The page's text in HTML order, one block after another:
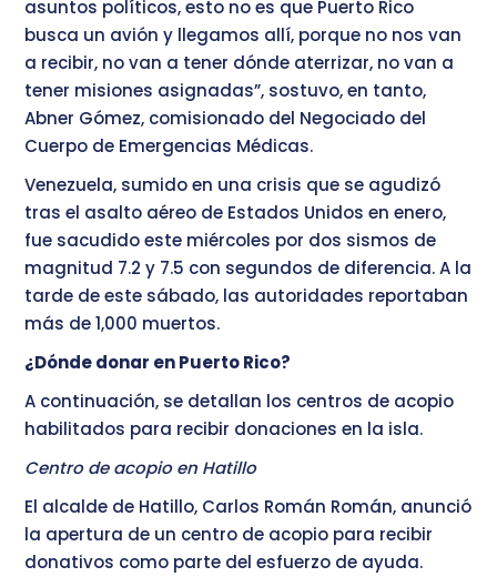
asuntos políticos, esto no es que Puerto Rico
busca un avión y llegamos allí, porque no nos van
a recibir, no van a tener dónde aterrizar, no van a
tener misiones asignadas”, sostuvo, en tanto,
Abner Gómez, comisionado del Negociado del
Cuerpo de Emergencias Médicas.
Venezuela, sumido en una crisis que se agudizó
tras el asalto aéreo de Estados Unidos en enero,
fue sacudido este miércoles por dos sismos de
magnitud 7.2 y 7.5 con segundos de diferencia. A la
tarde de este sábado, las autoridades reportaban
más de 1,000 muertos.
¿Dónde donar en Puerto Rico?
A continuación, se detallan los centros de acopio
habilitados para recibir donaciones en la isla.
Centro de acopio en Hatillo
El alcalde de Hatillo, Carlos Román Román, anunció
la apertura de un centro de acopio para recibir
donativos como parte del esfuerzo de ayuda.